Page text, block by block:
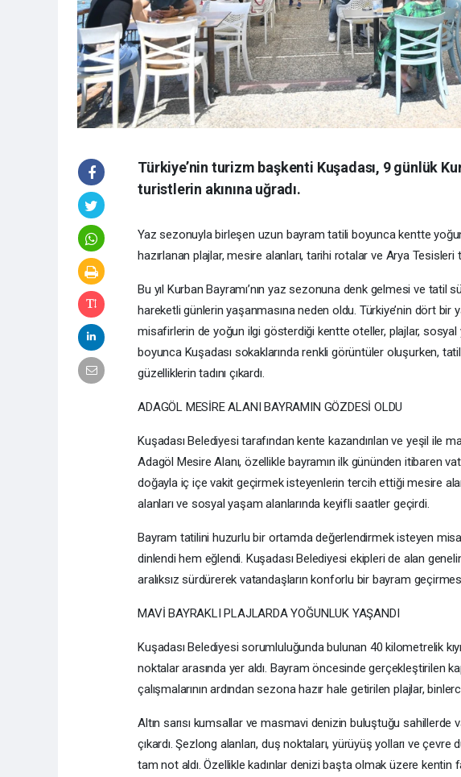
Türkiye’nin turizm başkenti Kuşadası, 9 günlük
turistlerin akınına uğradı.
Yaz sezonuyla birleşen uzun bayram tatili boyunca kentte
hazırlanan plajlar, mesire alanları, tarihi rotalar ve Arya Tesisleri
Bu yıl Kurban Bayramı’nın yaz sezonuna denk gelmesi ve tatil
hareketli günlerin yaşanmasına neden oldu. Türkiye’nin dört bir
misafirlerin de yoğun ilgi gösterdiği kentte oteller, plajlar, sosyal
boyunca Kuşadası sokaklarında renkli görüntüler oluşurken,
güzelliklerin tadını çıkardı.
ADAGÖL MESİRE ALANI BAYRAMIN GÖZDESİ OLDU
Kuşadası Belediyesi tarafından kente kazandırılan ve yeşil ile
Adagöl Mesire Alanı, özellikle bayramın ilk gününden itibaren
doğayla iç içe vakit geçirmek isteyenlerin tercih ettiği mesire
alanları ve sosyal yaşam alanlarında keyifli saatler geçirdi.
Bayram tatilini huzurlu bir ortamda değerlendirmek isteyen
dinlendi hem eğlendi. Kuşadası Belediyesi ekipleri de alan
aralıksız sürdürerek vatandaşların konforlu bir bayram
MAVİ BAYRAKLI PLAJLARDA YOĞUNLUK YAŞANDI
Kuşadası Belediyesi sorumluluğunda bulunan 40 kilometrelik
noktalar arasında yer aldı. Bayram öncesinde gerçekleştirilen
çalışmalarının ardından sezona hazır hale getirilen plajlar,
Altın sarısı kumsallar ve masmavi denizin buluştuğu sahillerde
çıkardı. Şezlong alanları, duş noktaları, yürüyüş yolları ve
tam not aldı. Özellikle kadınlar denizi başta olmak üzere kentin